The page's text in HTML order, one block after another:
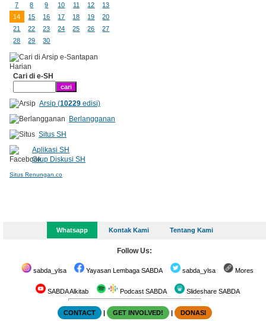
7
8 9 10 11 12
13
14
15 16 17 18 19
20
21
22 23 24 25 26
27
28
29 30
Cari di e-SH
Arsip (10229edisi)
Berlangganan
Situs SH
Aplikasi SH
Grup Diskusi SH
Situs Renungan.co
Whatsapp Kontak Kami Tentang Kami
Follow Us:
sabda_ylsa Yayasan Lembaga SABDA sabda_ylsa Mores
SABDA Alkitab Podcast SABDA Slideshare SABDA
CONTACT | GET INVOLVED! | DONASI